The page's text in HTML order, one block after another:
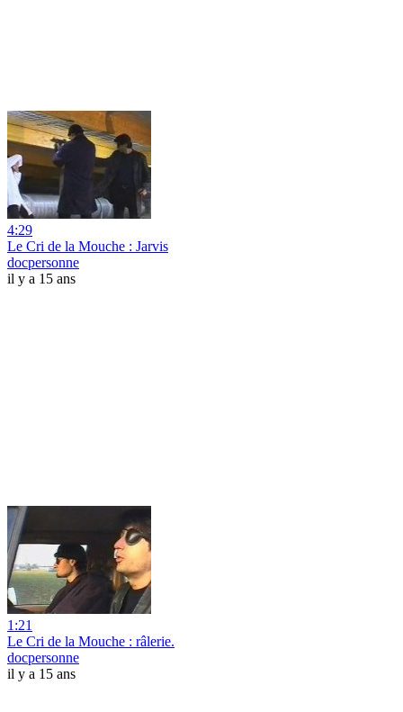
4:29
Le Cri de la Mouche : Jarvis
docpersonne
il y a 15 ans
1:21
Le Cri de la Mouche : râlerie.
docpersonne
il y a 15 ans